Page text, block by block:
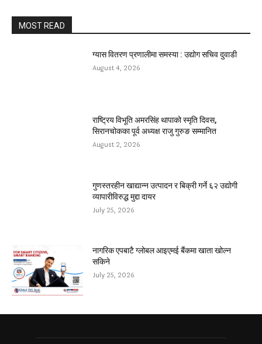
MOST READ
ग्यास वितरण प्रणालीमा समस्या : उद्योग सचिव दुवाडी
August 4, 2026
राष्ट्रिय विभूति अमरसिंह थापाको स्मृति दिवस,
सिरानचोकका पूर्व अध्यक्ष राजु गुरुङ सम्मानित
August 2, 2026
गुणस्तरहीन खाद्यान्न उत्पादन र बिक्री गर्ने ६२ उद्योगी
व्यापारीविरुद्ध मुद्दा दायर
July 25, 2026
नागरिक एपबाटै ग्लोबल आइएमई बैंकमा खाता खोल्न
सकिने
July 25, 2026